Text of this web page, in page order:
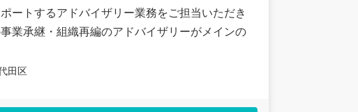
ートするアドバイザリー業務をご担当いただき
業承継・組織再編のアドバイザリーがメインの
田区